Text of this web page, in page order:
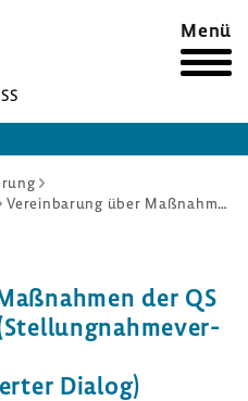
Menü
Vereinbarung über Maßnahmen der QS in Krankenhäusern (Stellungnahmeverfahren: Abschluss Strukturierter Dialog)
der QS
Dialog)